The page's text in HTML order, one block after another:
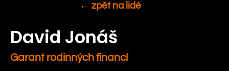
← zpět na lidé
David Jonáš
Garant rodinných financí